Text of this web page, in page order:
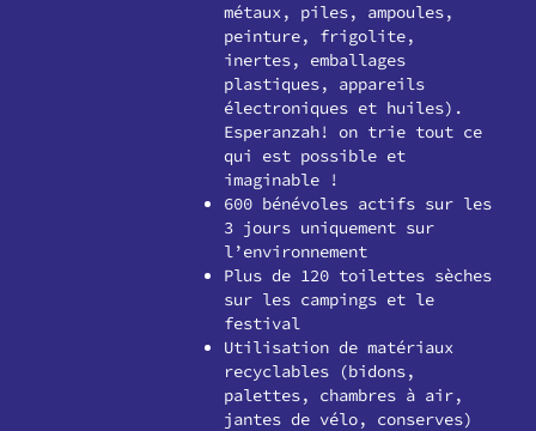
métaux, piles, ampoules,
peinture, frigolite,
inertes, emballages
plastiques, appareils
électroniques et huiles).
Esperanzah! on trie tout ce
qui est possible et
imaginable !
600 bénévoles actifs sur les
3 jours uniquement sur
l’environnement
Plus de 120 toilettes sèches
sur les campings et le
festival
Utilisation de matériaux
recyclables (bidons,
palettes, chambres à air,
jantes de vélo, conserves)